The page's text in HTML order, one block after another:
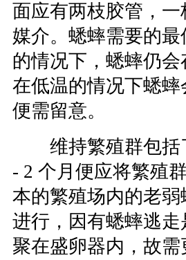
面应有两枝胶管，
媒介。蟋蟀需要的
的情况下，蟋蟀仍
在低温的情况下蟋
便需留意。
维持繁殖群包括
- 2 个月便应将繁殖
本的繁殖场内的老
进行，因有蟋蟀逃
聚在盛卵器内，故